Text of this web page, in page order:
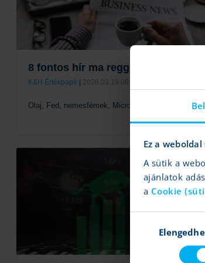
Ez a
A sütik a
ajánlatok
a Cookie
kiválasztása
8 fontos hír ma reggel
K&H Értékpapír 2026.03.19 08:39
Olaj, Fed, nemesfémek, Micron
Tovább